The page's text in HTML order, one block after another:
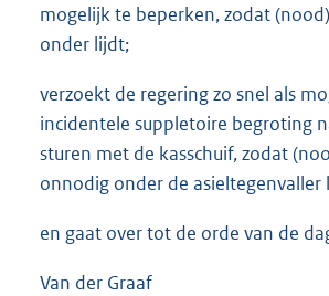
mogelijk te beperken, zodat
onder lijdt;
verzoekt de regering zo snel als
incidentele suppletoire begroting
sturen met de kasschuif, zodat
onnodig onder de asieltegenvaller
en gaat over tot de orde van de
Van der Graaf